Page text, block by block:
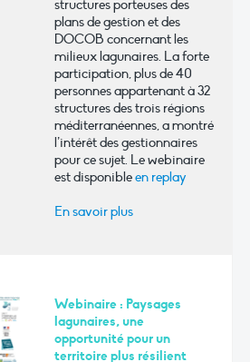
structures porteuses des
plans de gestion et des
DOCOB concernant les
milieux lagunaires. La forte
participation, plus de 40
personnes appartenant à 32
structures des trois régions
méditerranéennes, a montré
l’intérêt des gestionnaires
pour ce sujet. Le webinaire
est disponibleen replay
En savoir plus
Webinaire : Paysages
lagunaires, une
opportunité pour un
territoire plus résilient